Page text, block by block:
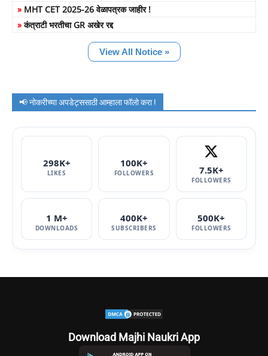
» MHT CET 2025-26 वेळापत्रक जाहीर !
»कंत्राटी भरतीचा GR अखेर रद्द
View All Notice »
📢 नोकरीच्या अपडेट्ससाठी आम्हाला फॉलो करा !
298K+
LIKES
100K+
FOLLOWERS 7.5K+
FOLLOWERS
1 M+
DOWNLOADS
400K+
SUBSCRIBERS
500K+
FOLLOWERS
Download Majhi Naukri App